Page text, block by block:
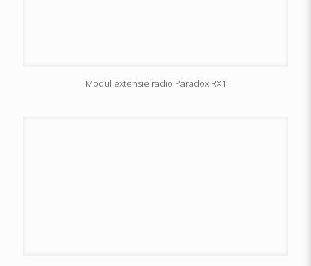
Modul extensie radio Paradox RX1